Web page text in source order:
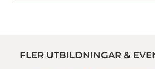
FLER UTBILDNINGAR &